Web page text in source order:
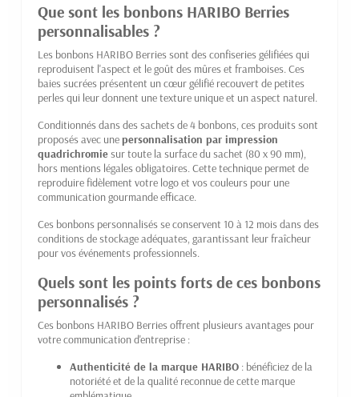
Que sont les bonbons HARIBO Berries
personnalisables ?
Les bonbons HARIBO Berries sont des confiseries gélifiées qui
reproduisent l'aspect et le goût des mûres et framboises. Ces
baies sucrées présentent un cœur gélifié recouvert de petites
perles qui leur donnent une texture unique et un aspect naturel.
Conditionnés dans des sachets de 4 bonbons, ces produits sont
proposés avec unepersonnalisation par impression
quadrichromie sur toute la surface du sachet (80 x 90 mm),
hors mentions légales obligatoires. Cette technique permet de
reproduire fidèlement votre logo et vos couleurs pour une
communication gourmande efficace.
Ces bonbons personnalisés se conservent 10 à 12 mois dans des
conditions de stockage adéquates, garantissant leur fraîcheur
pour vos événements professionnels.
Quels sont les points forts de ces bonbons
personnalisés ?
Ces bonbons HARIBO Berries offrent plusieurs avantages pour
votre communication d'entreprise :
Authenticité de la marque HARIBO : bénéficiez de la
notoriété et de la qualité reconnue de cette marque